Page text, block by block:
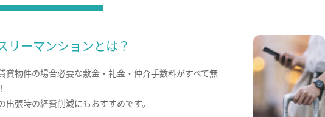
リーマンションとは？
貸物件の場合必要な敷金・礼金・仲介手数料がすべて無
出張時の経費削減にもおすすめです。